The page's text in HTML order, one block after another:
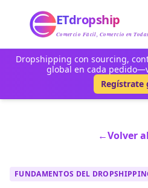
Abastecimiento
Servicio
Producto
Blog
ETdropship
Comercio Fácil, Comercio en
Dropshipping con sourcing,
global en cada
Regístrate
←Volver
FUNDAMENTOS DEL